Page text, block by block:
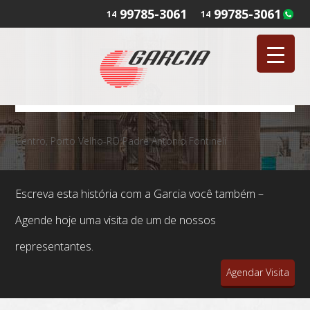
14 99785-3061
14 99785-3061
Centro, Porto Velho-RO Padre Antonio Fontineli
Escreva esta história com a Garcia você também –
Agende hoje uma visita de um de nossos
representantes.
Agendar Visita